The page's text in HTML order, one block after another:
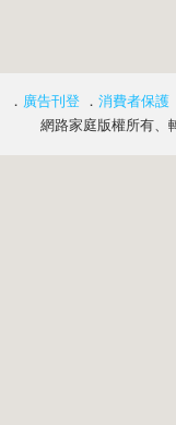
． 廣告刊登 ． 消費者保護
網路家庭版權所有、